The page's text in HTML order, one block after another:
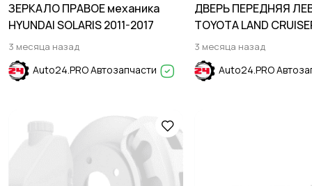
ЗЕРКАЛО ПРАВОЕ механика
HYUNDAI SOLARIS 2011-2017
3 месяца назад
Auto24.PRO Автозапчасти
ДВЕРЬ ПЕРЕДНЯЯ
TOYOTA LAND
J120 2003-2009
3 месяца назад
Auto24.PRO